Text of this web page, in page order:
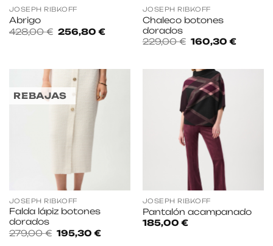
JOSEPH RIBKOFF
Abrigo
428,00€ El
precio
256,80 €El
JOSEPH RIBKOFF
Chaleco botones
dorados
229,00€ El
precio
229,00 €.
160,30 €El
160,30
REBAJAS
JOSEPH RIBKOFF
Falda lápiz botones
dorados
279,00€ El
precio
195,30 €El
JOSEPH RIBKOFF
Pantalón acampanado
185,00 €